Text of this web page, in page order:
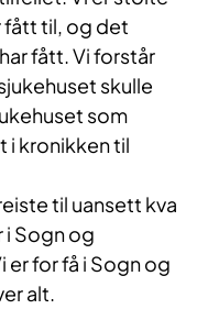
fått til, og det
fått. Vi forstår
skulle
som
i kronikken til
til uansett kva
i Sogn og
er for få i Sogn og
alt.